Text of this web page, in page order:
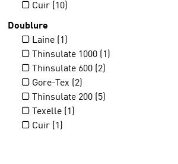
Cuir (10)
Doublure
Laine (1)
Thinsulate 1000 (1)
Thinsulate 600 (2)
Gore-Tex (2)
Thinsulate 200 (5)
Texelle (1)
Cuir (1)